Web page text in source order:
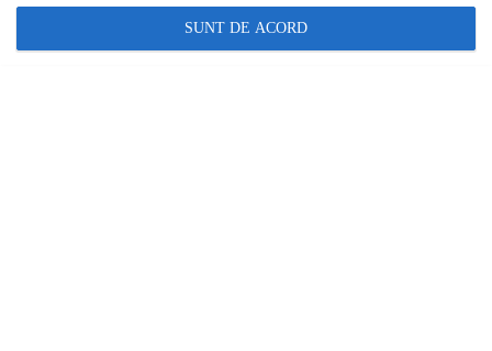
SUNT DE ACORD